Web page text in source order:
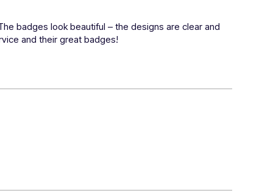
badges look beautiful – the designs are clear and
and their great badges!